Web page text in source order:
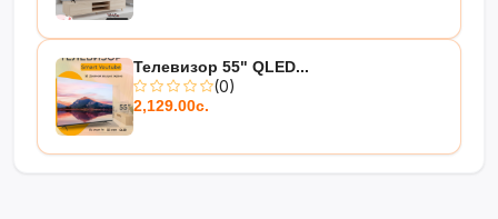
Телевизор 55" QLED...
(0)
2,129.00с.